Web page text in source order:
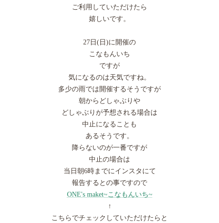
ご利用していただけたら
嬉しいです。
27日(日)に開催の
こなもんいち
ですが
気になるのは天気ですね。
多少の雨では開催するそうですが
朝からどしゃぶりや
どしゃぶりが予想される場合は
中止になることも
あるそうです。
降らないのが一番ですが
中止の場合は
当日朝6時までにインスタにて
報告するとの事ですので
ONE's maket~こなもんいち~
↑
こちらでチェックしていただけたらと